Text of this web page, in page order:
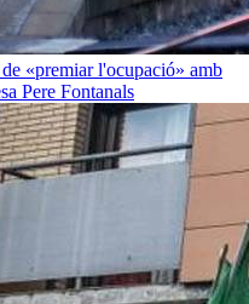
«premiar l'ocupació» amb
Pere Fontanals